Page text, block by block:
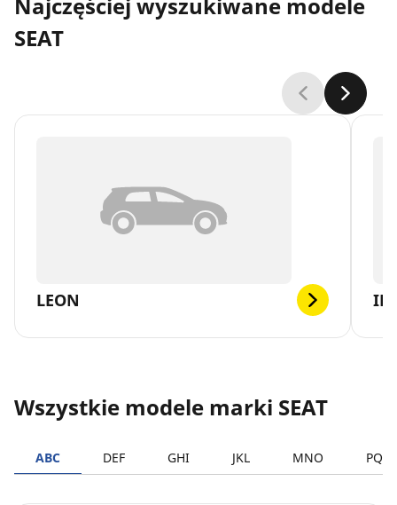
Najczęściej wyszukiwane modele
SEAT
LEON
Wszystkie modele marki SEAT
ABC DEF GHI JKL MNO PQRS